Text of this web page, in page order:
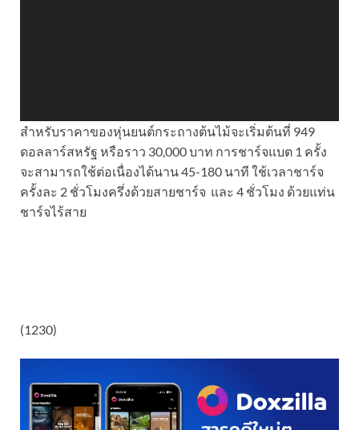
สำหรับราคาของหุ่นยนต์กระถางต้นไม้จะเริ่มต้นที่ 949
ดอลลาร์สหรัฐ หรือราว 30,000 บาท การชาร์จแบต 1 ครั้ง
จะสามารถใช้ต่อเนื่องได้นาน 45-180 นาที ใช้เวลาชาร์จ
ครั้งละ 2 ชั่วโมงครึ่งด้วยสายชาร์จ และ 4 ชั่วโมง ด้วยแท่น
ชาร์จไร้สาย
(1230)